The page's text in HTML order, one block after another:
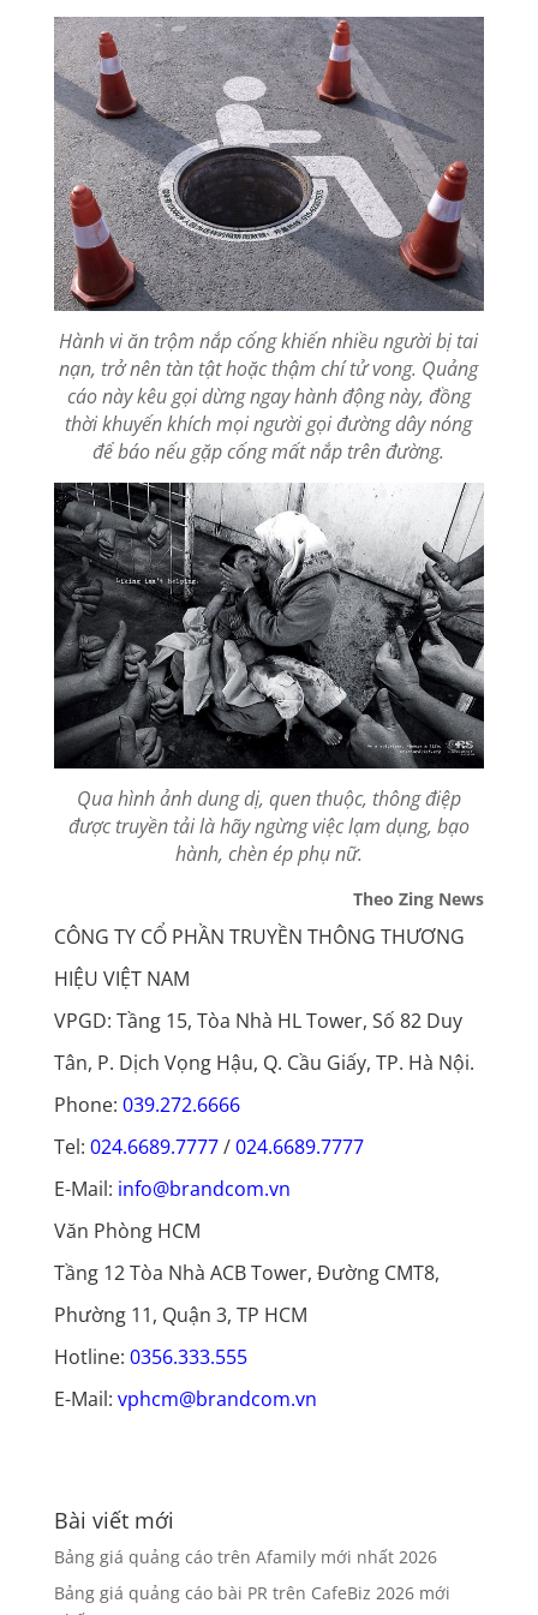
Hành vi ăn trộm nắp cống khiến nhiều người bị tai
nạn, trở nên tàn tật hoặc thậm chí tử vong. Quảng
cáo này kêu gọi dừng ngay hành động này, đồng
thời khuyến khích mọi người gọi đường dây nóng
để báo nếu gặp cống mất nắp trên đường.
Qua hình ảnh dung dị, quen thuộc, thông điệp
được truyền tải là hãy ngừng việc lạm dụng, bạo
hành, chèn ép phụ nữ.
Theo Zing News
CÔNG TY CỔ PHẦN TRUYỀN THÔNG THƯƠNG
HIỆU VIỆT NAM
VPGD: Tầng 15, Tòa Nhà HL Tower, Số 82 Duy
Tân, P. Dịch Vọng Hậu, Q. Cầu Giấy, TP. Hà Nội.
Phone: 039.272.6666
Tel: 024.6689.7777/024.6689.7777
E-Mail: info@brandcom.vn
Văn Phòng HCM
Tầng 12 Tòa Nhà ACB Tower, Đường CMT8,
Phường 11, Quận 3, TP HCM
Hotline: 0356.333.555
E-Mail: vphcm@brandcom.vn
Bài viết mới
Bảng giá quảng cáo trên Afamily mới nhất 2026
Bảng giá quảng cáo bài PR trên CafeBiz 2026 mới